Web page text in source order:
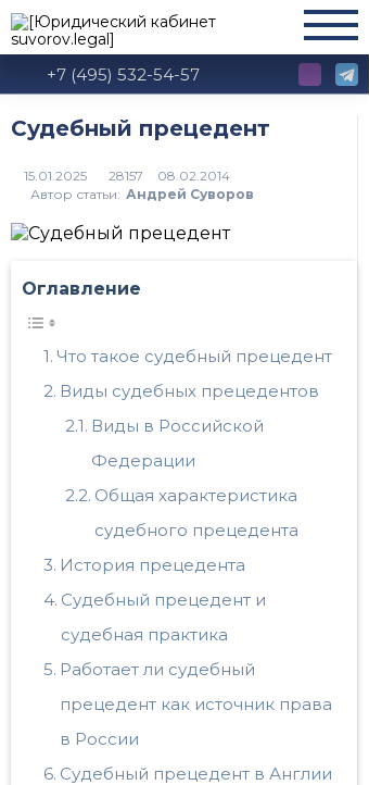
+7 (495) 532-54-57
Судебный прецедент
28157
Автор статьи: Андрей Суворов
Оглавление
Что такое судебный прецедент
Виды судебных прецедентов
Виды в Российской
Федерации
Общая характеристика
судебного прецедента
История прецедента
Судебный прецедент и
судебная практика
Работает ли судебный
прецедент как источник права
в России
Судебный прецедент в Англии